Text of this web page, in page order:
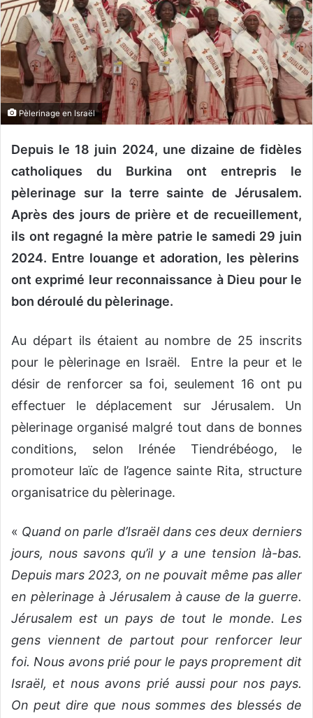
o
u
r
r
i
e
l
Pèlerinage en Israël
Depuis le 18 juin 2024, une dizaine de fidèles
catholiques du Burkina ont entrepris le
pèlerinage sur la terre sainte de Jérusalem.
Après des jours de prière et de recueillement,
ils ont regagné la mère patrie le samedi 29 juin
2024. Entre louange et adoration, les pèlerins
ont exprimé leur reconnaissance à Dieu pour le
bon déroulé du pèlerinage.
Au départ ils étaient au nombre de 25 inscrits
pour le pèlerinage en Israël. Entre la peur et le
désir de renforcer sa foi, seulement 16 ont pu
effectuer le déplacement sur Jérusalem. Un
pèlerinage organisé malgré tout dans de bonnes
conditions, selon Irénée Tiendrébéogo, le
promoteur laïc de l’agence sainte Rita, structure
organisatrice du pèlerinage.
« Quand on parle d’Israël dans ces deux derniers
jours, nous savons qu’il y a une tension là-bas.
Depuis mars 2023, on ne pouvait même pas aller
en pèlerinage à Jérusalem à cause de la guerre.
Jérusalem est un pays de tout le monde. Les
gens viennent de partout pour renforcer leur
foi. Nous avons prié pour le pays proprement dit
Israël, et nous avons prié aussi pour nos pays.
On peut dire que nous sommes des blessés de